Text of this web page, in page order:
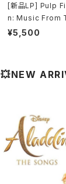
[新品LP] Pulp
n: Music From
Motion Picture
¥5,500
💥NEW